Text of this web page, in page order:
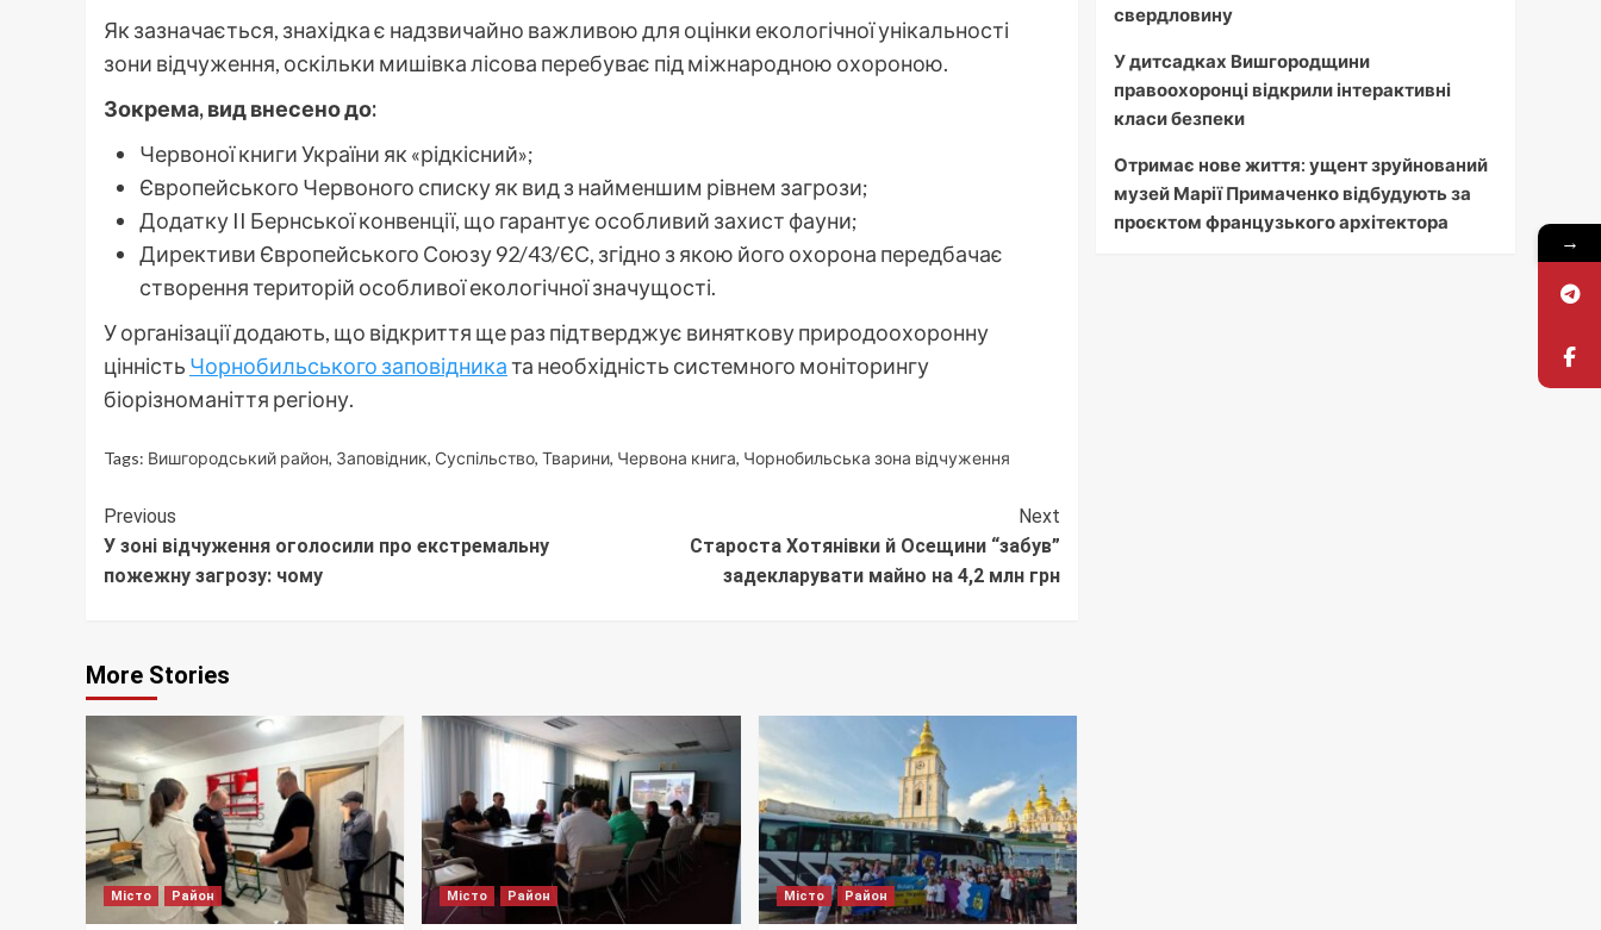
Як зазначається, знахідка є надзвичайно важливою для оцінки екологічної унікальності
зони відчуження, оскільки мишівка лісова перебуває під міжнародною охороною.
Зокрема, вид внесено до:
Червоної книги України як «рідкісний»;
Європейського Червоного списку як вид з найменшим рівнем загрози;
Додатку II Бернської конвенції, що гарантує особливий захист фауни;
Директиви Європейського Союзу 92/43/ЄС, згідно з якою його охорона передбачає
створення територій особливої екологічної значущості.
У організації додають, що відкриття ще раз підтверджує виняткову природоохоронну
цінність Чорнобильського заповідниката необхідність системного моніторингу
біорізноманіття регіону.
Tags: Вишгородський район, Заповідник, Суспільство, Тварини, Червона книга, Чорнобильська зона відчуження
Continue
Reading
Previous
У зоні відчуження оголосили про екстремальну
пожежну загрозу: чому
Next
Староста Хотянівки й Осещини “забув”
задекларувати майно на 4,2 млн грн
More Stories
Місто Район Місто Район Місто Район
свердловину
У дитсадках Вишгородщини
правоохоронці відкрили інтерактивні
класи безпеки
Отримає нове життя: ущент зруйнований
музей Марії Примаченко відбудують за
проєктом французького архітектора
→